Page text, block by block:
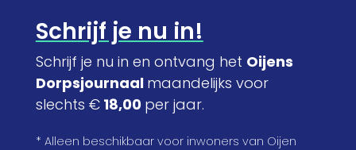
Schrijf je nu in!
Schrijf je nu in en ontvang het Oijens
Dorpsjournaal maandelijks voor
slechts €18,00 per jaar.
* Alleen beschikbaar voor inwoners van Oijen